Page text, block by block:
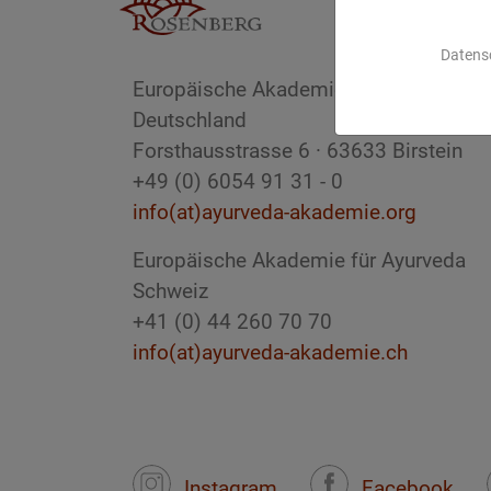
Europäische Akademie für Ayurveda
Deutschland
Forsthausstrasse 6 · 63633 Birstein
+49 (0) 6054 91 31 - 0
info(at)ayurveda-akademie.org
Europäische Akademie für Ayurveda
Schweiz
+41 (0) 44 260 70 70
info(at)ayurveda-akademie.ch